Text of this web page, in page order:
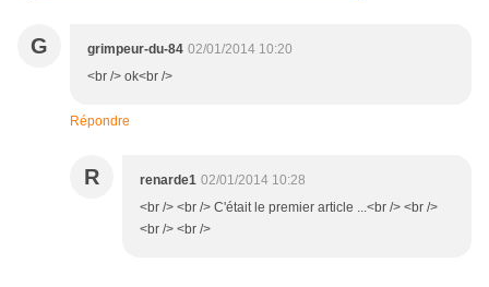
G grimpeur-du-84 02/01/2014 10:20
<br /> ok<br />
Répondre
R renarde1 02/01/2014 10:28
<br /> <br /> C'était le premier article ...<br /> <br />
<br /> <br />